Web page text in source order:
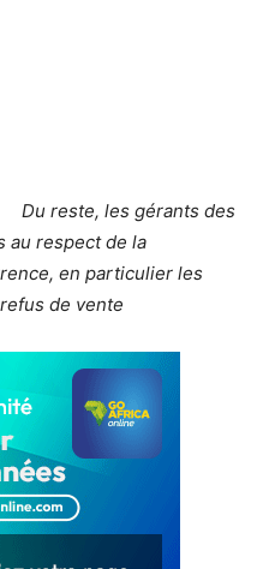
Du reste, les gérants des
au respect de la
en particulier les
de vente